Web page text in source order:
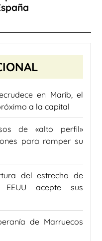
en Marib, el
a la capital
de «alto perfil»
para romper su
del estrecho de
acepte sus
de Marruecos